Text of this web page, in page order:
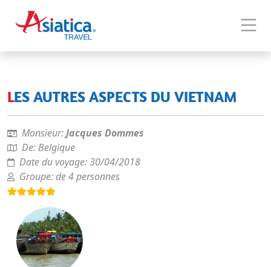
LES AUTRES ASPECTS DU VIETNAM
Monsieur:Jacques Dommes
De:Belgique
Date du voyage:30/04/2018
Groupe:de 4 personnes